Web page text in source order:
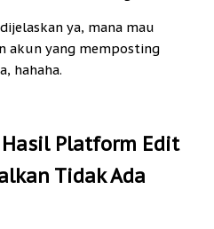
ya, mana mau
akun yang memposting
hahaha.
Platform Edit
Tidak Ada